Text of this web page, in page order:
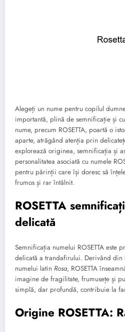
Alegeți un nume pentru copilul
importantă, plină de semnificație și
nume, precum ROSETTA, poartă o
aparte, atrăgând atenția prin
explorează originea, semnificația și
personalitatea asociată cu numele
pentru părinții care își doresc să
frumos și rar întâlnit.
ROSETTA
delicată
Semnificația numelui ROSETTA este
delicată a trandafirului. Derivând
numelui latin Rosa, ROSETTA
imagine de fragilitate, frumusețe și
simplă, dar profundă, contribuie la
Origine ROSETTA: